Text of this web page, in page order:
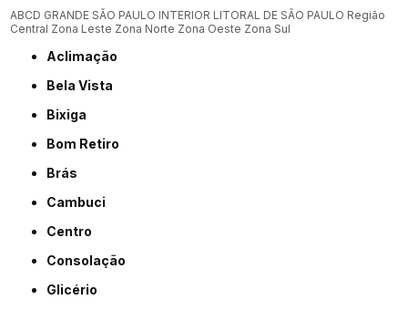
ABCD GRANDE SÃO PAULO INTERIOR LITORAL DE SÃO PAULO Região
Central Zona Leste Zona Norte Zona Oeste Zona Sul
Aclimação
Bela Vista
Bixiga
Bom Retiro
Brás
Cambuci
Centro
Consolação
Glicério